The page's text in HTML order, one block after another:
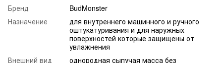
Бренд
BudMonster
Назначение
для внутреннего машинного и ручного
оштукатуривания и для наружных
поверхностей которые защищены от
увлажнения
Внешний вид
однородная сыпучая масса без